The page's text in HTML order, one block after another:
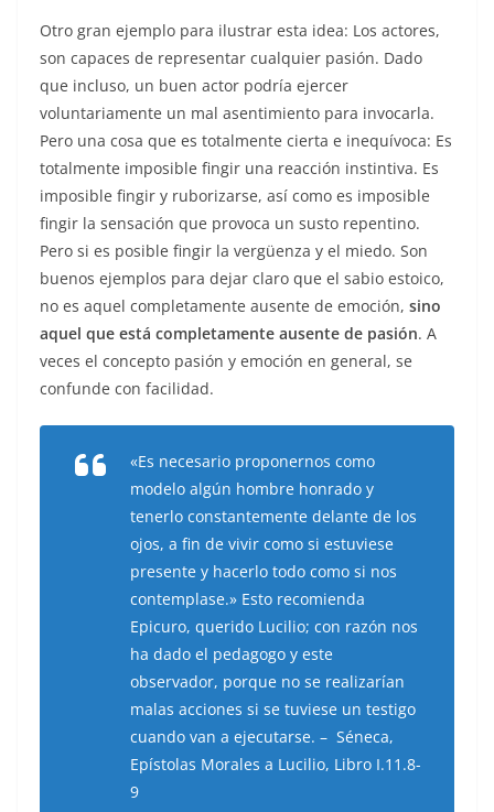
Otro gran ejemplo para ilustrar esta idea: Los actores,
son capaces de representar cualquier pasión. Dado
que incluso, un buen actor podría ejercer
voluntariamente un mal asentimiento para invocarla.
Pero una cosa que es totalmente cierta e inequívoca: Es
totalmente imposible fingir una reacción instintiva. Es
imposible fingir y ruborizarse, así como es imposible
fingir la sensación que provoca un susto repentino.
Pero si es posible fingir la vergüenza y el miedo. Son
buenos ejemplos para dejar claro que el sabio estoico,
no es aquel completamente ausente de emoción, sino
aquel que está completamente ausente de pasión. A
veces el concepto pasión y emoción en general, se
confunde con facilidad.
«Es necesario proponernos como
modelo algún hombre honrado y
tenerlo constantemente delante de los
ojos, a fin de vivir como si estuviese
presente y hacerlo todo como si nos
contemplase.» Esto recomienda
Epicuro, querido Lucilio; con razón nos
ha dado el pedagogo y este
observador, porque no se realizarían
malas acciones si se tuviese un testigo
cuando van a ejecutarse. – Séneca,
Epístolas Morales a Lucilio, Libro I.11.8-
9